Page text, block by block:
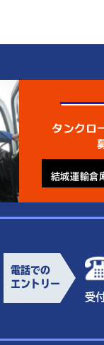
結城運輸倉
電話での
エントリー
受